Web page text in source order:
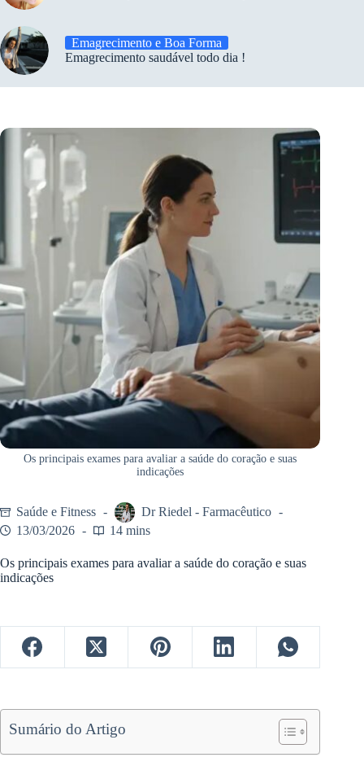
Emagrecimento e Boa Forma
Emagrecimento saudável todo dia !
Os principais exames para avaliar a saúde do coração e suas
indicações
Saúde e Fitness
Dr Riedel - Farmacêutico
13/03/2026
14 mins
Os principais exames para avaliar a saúde do coração e suas
indicações
Sumário do Artigo